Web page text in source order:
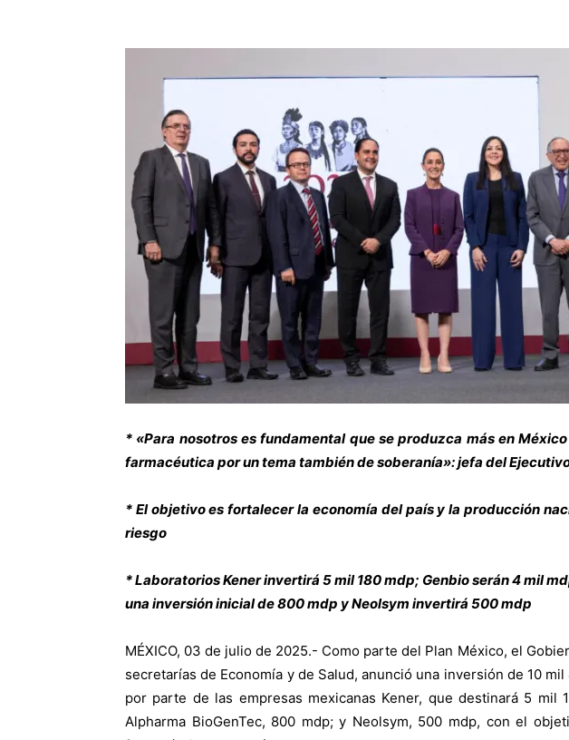
* «Para nosotros es fundamental que se produzca más en
farmacéutica por un tema también de soberanía»: jefa del
* El objetivo es fortalecer la economía del país y la producción
riesgo
* Laboratorios Kener invertirá 5 mil 180 mdp; Genbio serán 4 mil
una inversión inicial de 800 mdp y Neolsym invertirá 500 mdp
MÉXICO, 03 de julio de 2025.- Como parte del Plan México, el
secretarías de Economía y de Salud, anunció una inversión de 10
por parte de las empresas mexicanas Kener, que destinará 5 mil
Alpharma BioGenTec, 800 mdp; y Neolsym, 500 mdp, con el